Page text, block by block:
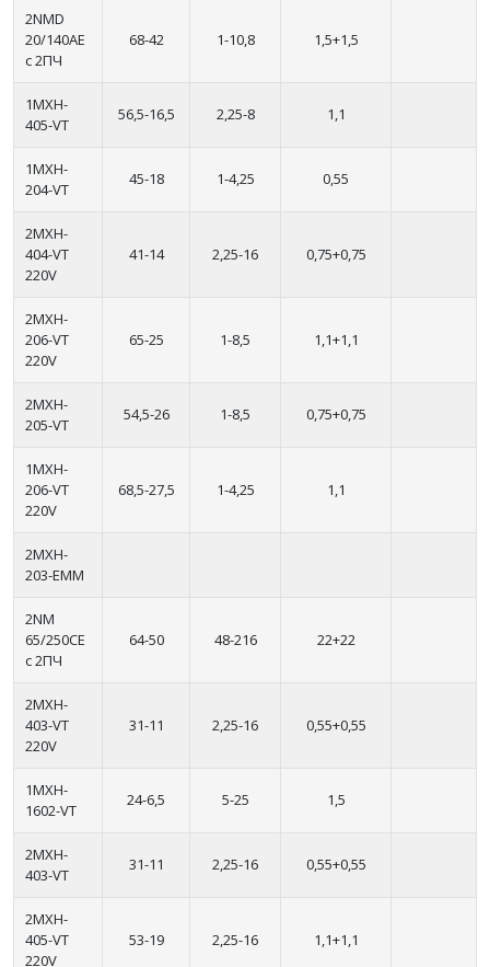
2NMD
20/140AE
с 2ПЧ
68-42 1-10,8 1,5+1,5
1MXH-
405-VT
56,5-16,5 2,25-8 1,1
1MXH-
204-VT
45-18 1-4,25 0,55
2MXH-
404-VT
220V
41-14 2,25-16 0,75+0,75
2MXH-
206-VT
220V
65-25 1-8,5 1,1+1,1
2MXH-
205-VT
54,5-26 1-8,5 0,75+0,75
1MXH-
206-VT
220V
68,5-27,5 1-4,25 1,1
2MXH-
203-EMM
2NM
65/250CE
с 2ПЧ
64-50 48-216 22+22
2MXH-
403-VT
220V
31-11 2,25-16 0,55+0,55
1MXH-
1602-VT
24-6,5 5-25 1,5
2MXH-
403-VT
31-11 2,25-16 0,55+0,55
2MXH-
405-VT
220V
53-19 2,25-16 1,1+1,1